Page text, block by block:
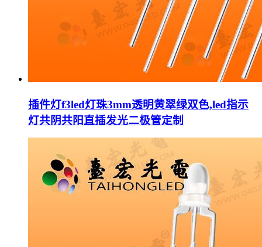
插件灯f3led灯珠3mm透明黄翠绿双色,led指示
灯共阴共阳直插发光二极管定制